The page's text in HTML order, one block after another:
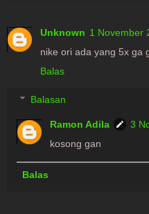
Unknown 1 November
nike ori ada yang 5x ga
Balas
Balasan
Ramon Adila
3
kosong gan
Balas